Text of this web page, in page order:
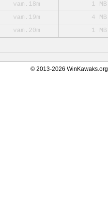
vam.18m
1 MB
vam.19m
4 MB
vam.20m
1 MB
© 2013-2026